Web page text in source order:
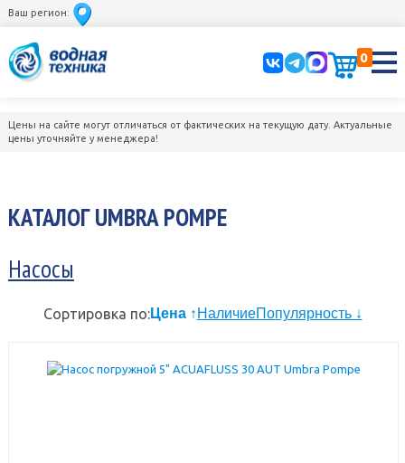
Ваш регион:
0
Цены на сайте могут отличаться от фактических на текущую дату. Актуальные
цены уточняйте у менеджера!
КАТАЛОГ UMBRA POMPE
Насосы
Сортировка по:Цена ↑ НаличиеПопулярность ↓